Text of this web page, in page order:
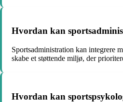
Hvordan kan
Sportsadministration kan integrere
skabe et støttende miljø, der
Hvordan kan